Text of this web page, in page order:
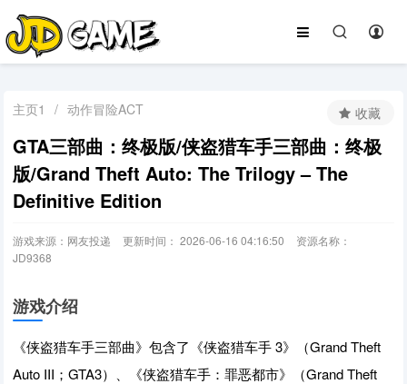
主页1 / 动作冒险ACT
GTA三部曲：终极版/侠盗猎车手三部曲：终极
版/Grand Theft Auto: The Trilogy – The
Definitive Edition
游戏来源：网友投递 更新时间： 2026-06-16 04:16:50
资源名称：
JD9368
收藏
游戏介绍
《侠盗猎车手三部曲》包含了《侠盗猎车手 3》（Grand Theft
Auto III；GTA3）、《侠盗猎车手：罪恶都市》（Grand Theft